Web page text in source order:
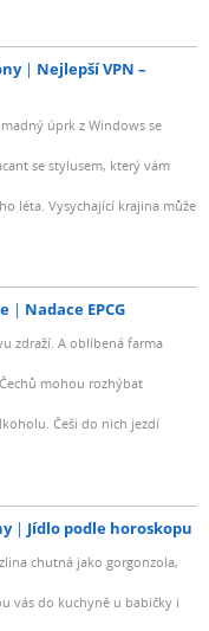
Nejlepší VPN –
úprk z Windows se
se stylusem, který vám
léta. Vysychající krajina může
Nadace EPCG
zdraží. A oblíbená farma
mohou rozhýbat
Češi do nich jezdí
Jídlo podle horoskopu
chutná jako gorgonzola,
vás do kuchyně u babičky i